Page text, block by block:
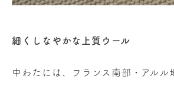
細くしなやかな上質ウール
中わたには、フランス南部・アルル